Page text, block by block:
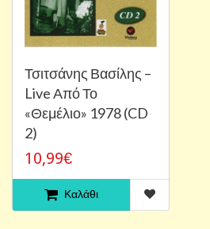
Τσιτσάνης Βασίλης ‎–
Live Από Το
«Θεμέλιο» 1978 (CD
2)
10,99€
Καλάθι